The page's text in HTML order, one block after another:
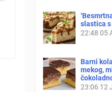
slastica
22:48 05
Barni
mekog,
23:06 12